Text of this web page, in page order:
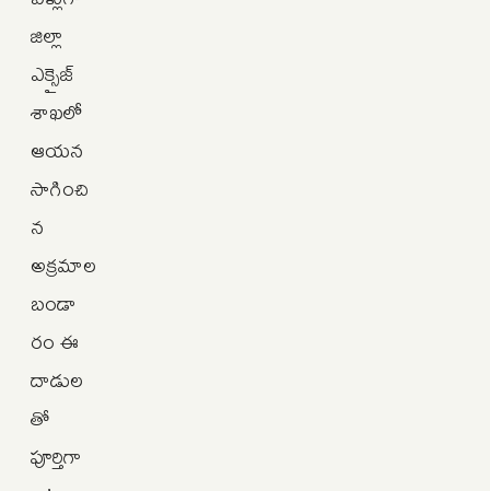
జిల్లా
ఎక్సైజ్
శాఖలో
ఆయన
సాగించి
న
అక్రమాల
బండా
రం ఈ
దాడుల
తో
పూర్తిగా